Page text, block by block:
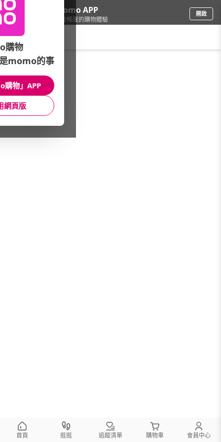
下載momo APP
給你3倍流暢度的購物體驗
開啟
內衣/塑身衣褲/束腹腰夾
館長推薦 月銷量
首頁 逛逛 追蹤清單 購物車 會員中心
購物
momo的事
購物」APP
網頁版